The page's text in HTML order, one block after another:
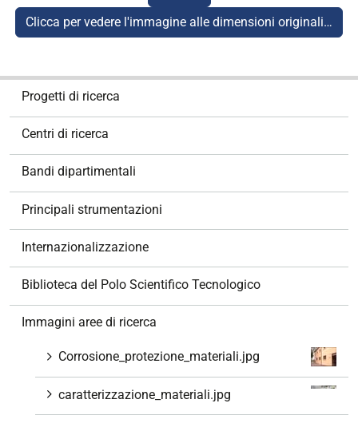
Clicca per vedere l'immagine alle dimensioni originali…
Progetti di ricerca
Centri di ricerca
Bandi dipartimentali
Principali strumentazioni
Internazionalizzazione
Biblioteca del Polo Scientifico Tecnologico
Immagini aree di ricerca
Corrosione_protezione_materiali.jpg
caratterizzazione_materiali.jpg